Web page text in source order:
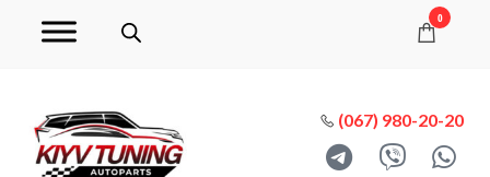
0
(067) 980-20-20